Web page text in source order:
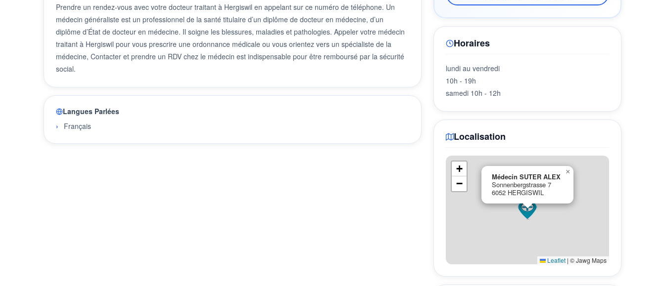
Prendre un rendez-vous avec votre docteur traitant à Hergiswil en appelant sur ce numéro de téléphone. Un
médecin généraliste est un professionnel de la santé titulaire d’un diplôme de docteur en médecine, d’un
diplôme d’État de docteur en médecine. Il soigne les blessures, maladies et pathologies. Appeler votre médecin
traitant à Hergiswil pour vous prescrire une ordonnance médicale ou vous orientez vers un spécialiste de la
médecine, Contacter et prendre un RDV chez le médecin est indispensable pour être remboursé par la sécurité
social.
Langues Parlées
Français
Horaires
lundi au vendredi
10h - 19h
samedi 10h - 12h
Localisation
Médecin SUTER ALEX
Sonnenbergstrasse 7
6052 HERGISWIL
×
+
−
Leaflet | © Jawg Maps